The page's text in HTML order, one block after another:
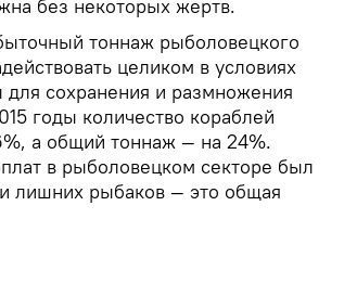
без некоторых жертв.
тоннаж рыболовецкого
целиком в условиях
сохранения и размножения
годы количество кораблей
а общий тоннаж — на 24%.
в рыболовецком секторе был
лишних рыбаков — это общая